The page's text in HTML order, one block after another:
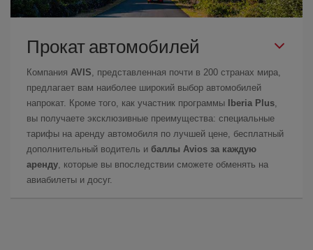
Прокат автомобилей
Компания AVIS , представленная почти в 200 странах мира,
предлагает вам наиболее широкий выбор автомобилей
напрокат. Кроме того, как участник программы
Iberia Plus
вы получаете эксклюзивные преимущества: специальные
тарифы на аренду автомобиля по лучшей цене, бесплатный
дополнительный водитель и баллы Avios за каждую
аренду , которые вы впоследствии сможете обменять на
авиабилеты и досуг.